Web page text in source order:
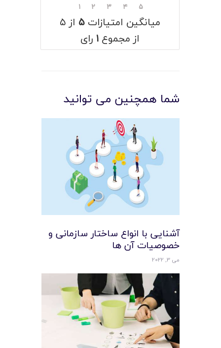
۱ ۲ ۳ ۴ ۵
میانگین امتیازات ۵ از ۵
از مجموع ۱ رای
شما همچنین می توانید
آشنایی با انواع ساختار سازمانی و
خصوصیات آن ها
می 3, 2022